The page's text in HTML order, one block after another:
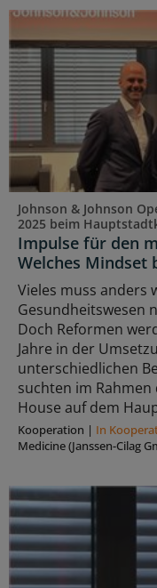
Johnson & Johnson
2025 beim
Impulse für den
Welches Mindset
Vieles muss anders
Gesundheitswesen
Doch Reformen
Jahre in der
unterschiedlichen
suchten im Rahmen
House auf dem
Kooperation | In
Medicine (Janssen-Cilag